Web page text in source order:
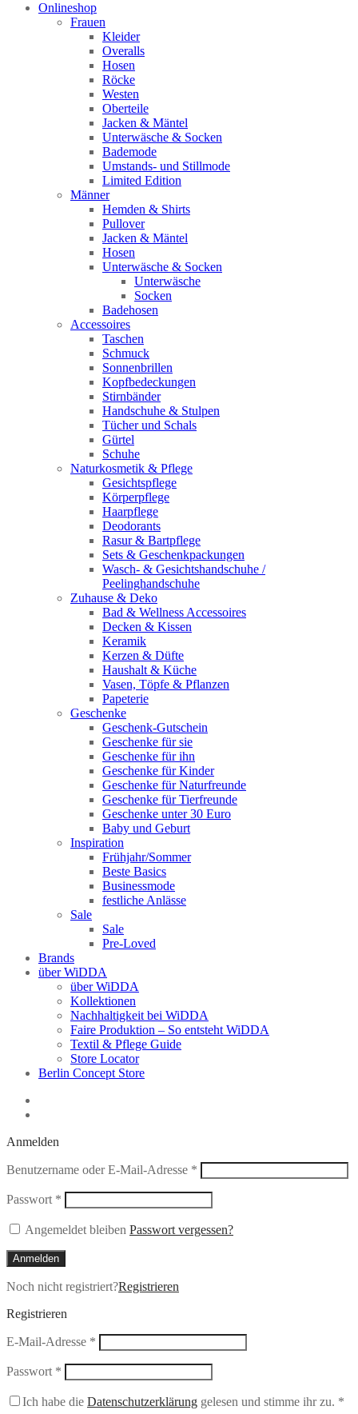
Onlineshop
Frauen
Kleider
Overalls
Hosen
Röcke
Westen
Oberteile
Jacken & Mäntel
Unterwäsche & Socken
Bademode
Umstands- und Stillmode
Limited Edition
Männer
Hemden & Shirts
Pullover
Jacken & Mäntel
Hosen
Unterwäsche & Socken
Unterwäsche
Socken
Badehosen
Accessoires
Taschen
Schmuck
Sonnenbrillen
Kopfbedeckungen
Stirnbänder
Handschuhe & Stulpen
Tücher und Schals
Gürtel
Schuhe
Naturkosmetik & Pflege
Gesichtspflege
Körperpflege
Haarpflege
Deodorants
Rasur & Bartpflege
Sets & Geschenkpackungen
Wasch‑ & Gesichtshandschuhe /
Peelinghandschuhe
Zuhause & Deko
Bad & Wellness Accessoires
Decken & Kissen
Keramik
Kerzen & Düfte
Haushalt & Küche
Vasen, Töpfe & Pflanzen
Papeterie
Geschenke
Geschenk-Gutschein
Geschenke für sie
Geschenke für ihn
Geschenke für Kinder
Geschenke für Naturfreunde
Geschenke für Tierfreunde
Geschenke unter 30 Euro
Baby und Geburt
Inspiration
Frühjahr/Sommer
Beste Basics
Businessmode
festliche Anlässe
Sale
Sale
Pre-Loved
Brands
über WiDDA
über WiDDA
Kollektionen
Nachhaltigkeit bei WiDDA
Faire Produktion – So entsteht WiDDA
Textil & Pflege Guide
Store Locator
Berlin Concept Store
Anmelden
Benutzername oder E-Mail-Adresse * Erforderlich
Passwort * Erforderlich
Angemeldet bleiben Passwort vergessen?
Anmelden
Noch nicht registriert?Registrieren
Registrieren
E-Mail-Adresse * Erforderlich
Passwort * Erforderlich
Ich habe die Datenschutzerklärung gelesen und stimme ihr zu. *